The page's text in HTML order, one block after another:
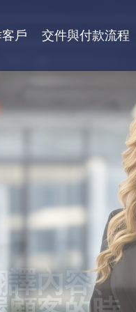
戶 交件與付款流程
內容、
持更好
獲得各